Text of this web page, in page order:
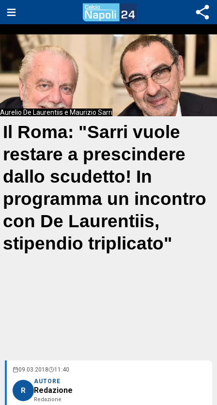
Aurelio De Laurentiis e Maurizio Sarri
Il Roma: "Sarri vuole
restare a prescindere
dallo scudetto! In
programma un incontro
con De Laurentiis,
stipendio triplicato"
09.03.2018 11:40
R
AUTORE
Redazione
Redazione